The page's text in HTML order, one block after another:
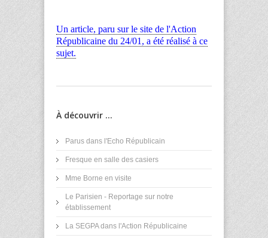
Un article, paru sur le site de l'Action
Républicaine du 24/01, a été réalisé à ce
sujet.
À découvrir ...
Parus dans l'Echo Républicain
Fresque en salle des casiers
Mme Borne en visite
Le Parisien - Reportage sur notre
établissement
La SEGPA dans l'Action Républicaine